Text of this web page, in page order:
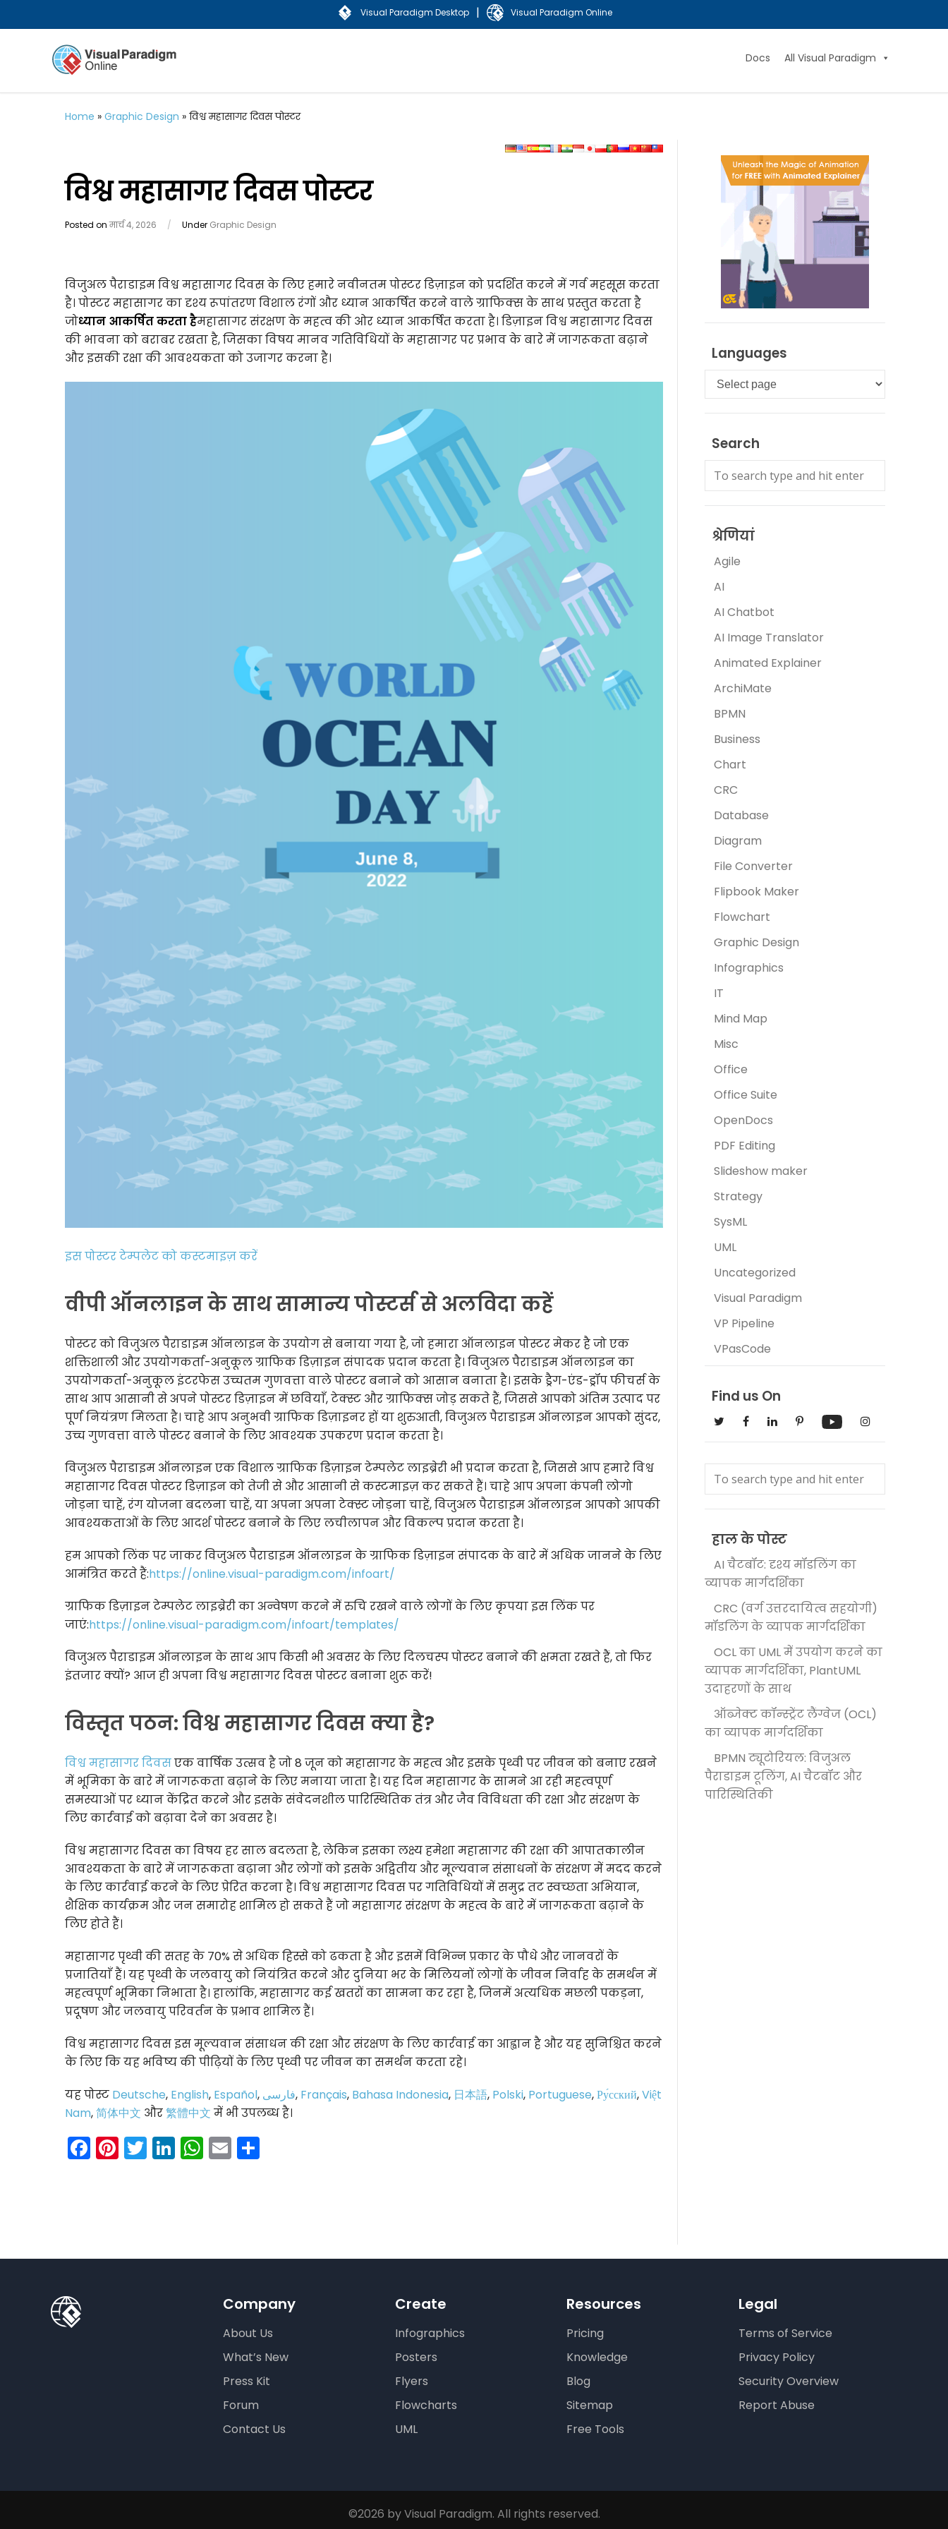
Visual Paradigm Desktop | Visual Paradigm Online
Docs All Visual Paradigm
Home » Graphic Design » विश्व महासागर दिवस पोस्टर
विश्व महासागर दिवस पोस्टर
Posted onमार्च 4, 2026 / Under Graphic Design
विजुअल पैराडाइम विश्व महासागर दिवस के लिए हमारे नवीनतम पोस्टर डिज़ाइन को प्रदर्शित करने में गर्व महसूस करता
है। पोस्टर महासागर का दृश्य रूपांतरण विशाल रंगों और ध्यान आकर्षित करने वाले ग्राफिक्स के साथ प्रस्तुत करता है
जोध्यान आकर्षित करता हैमहासागर संरक्षण के महत्व की ओर ध्यान आकर्षित करता है। डिज़ाइन विश्व महासागर दिवस
की भावना को बराबर रखता है, जिसका विषय मानव गतिविधियों के महासागर पर प्रभाव के बारे में जागरूकता बढ़ाने
और इसकी रक्षा की आवश्यकता को उजागर करना है।
इस पोस्टर टेम्पलेट को कस्टमाइज़ करें
वीपी ऑनलाइन के साथ सामान्य पोस्टर्स से अलविदा कहें
पोस्टर को विजुअल पैराडाइम ऑनलाइन के उपयोग से बनाया गया है, जो हमारा ऑनलाइन पोस्टर मेकर है जो एक
शक्तिशाली और उपयोगकर्ता-अनुकूल ग्राफिक डिज़ाइन संपादक प्रदान करता है। विजुअल पैराडाइम ऑनलाइन का
उपयोगकर्ता-अनुकूल इंटरफेस उच्चतम गुणवत्ता वाले पोस्टर बनाने को आसान बनाता है। इसके ड्रैग-एंड-ड्रॉप फीचर्स के
साथ आप आसानी से अपने पोस्टर डिज़ाइन में छवियाँ, टेक्स्ट और ग्राफिक्स जोड़ सकते हैं, जिससे आपको अंतिम उत्पाद पर
पूर्ण नियंत्रण मिलता है। चाहे आप अनुभवी ग्राफिक डिज़ाइनर हों या शुरुआती, विजुअल पैराडाइम ऑनलाइन आपको सुंदर,
उच्च गुणवत्ता वाले पोस्टर बनाने के लिए आवश्यक उपकरण प्रदान करता है।
विजुअल पैराडाइम ऑनलाइन एक विशाल ग्राफिक डिज़ाइन टेम्पलेट लाइब्रेरी भी प्रदान करता है, जिससे आप हमारे विश्व
महासागर दिवस पोस्टर डिज़ाइन को तेजी से और आसानी से कस्टमाइज़ कर सकते हैं। चाहे आप अपना कंपनी लोगो
जोड़ना चाहें, रंग योजना बदलना चाहें, या अपना अपना टेक्स्ट जोड़ना चाहें, विजुअल पैराडाइम ऑनलाइन आपको आपकी
आवश्यकताओं के लिए आदर्श पोस्टर बनाने के लिए लचीलापन और विकल्प प्रदान करता है।
हम आपको लिंक पर जाकर विजुअल पैराडाइम ऑनलाइन के ग्राफिक डिज़ाइन संपादक के बारे में अधिक जानने के लिए
आमंत्रित करते हैं:https://online.visual-paradigm.com/infoart/
ग्राफिक डिज़ाइन टेम्पलेट लाइब्रेरी का अन्वेषण करने में रुचि रखने वाले लोगों के लिए कृपया इस लिंक पर
जाएं:https://online.visual-paradigm.com/infoart/templates/
विजुअल पैराडाइम ऑनलाइन के साथ आप किसी भी अवसर के लिए दिलचस्प पोस्टर बनाने की क्षमता रखते हैं, तो फिर
इंतजार क्यों? आज ही अपना विश्व महासागर दिवस पोस्टर बनाना शुरू करें!
विस्तृत पठन: विश्व महासागर दिवस क्या है?
विश्व महासागर दिवसएक वार्षिक उत्सव है जो 8 जून को महासागर के महत्व और इसके पृथ्वी पर जीवन को बनाए रखने
में भूमिका के बारे में जागरूकता बढ़ाने के लिए मनाया जाता है। यह दिन महासागर के सामने आ रही महत्वपूर्ण
समस्याओं पर ध्यान केंद्रित करने और इसके संवेदनशील पारिस्थितिक तंत्र और जैव विविधता की रक्षा और संरक्षण के
लिए कार्रवाई को बढ़ावा देने का अवसर है।
विश्व महासागर दिवस का विषय हर साल बदलता है, लेकिन इसका लक्ष्य हमेशा महासागर की रक्षा की आपातकालीन
आवश्यकता के बारे में जागरूकता बढ़ाना और लोगों को इसके अद्वितीय और मूल्यवान संसाधनों के संरक्षण में मदद करने
के लिए कार्रवाई करने के लिए प्रेरित करना है। विश्व महासागर दिवस पर गतिविधियों में समुद्र तट स्वच्छता अभियान,
शैक्षिक कार्यक्रम और जन समारोह शामिल हो सकते हैं जो महासागर संरक्षण के महत्व के बारे में जागरूकता बढ़ाने के
लिए होते हैं।
महासागर पृथ्वी की सतह के 70% से अधिक हिस्से को ढकता है और इसमें विभिन्न प्रकार के पौधे और जानवरों के
प्रजातियाँ हैं। यह पृथ्वी के जलवायु को नियंत्रित करने और दुनिया भर के मिलियनों लोगों के जीवन निर्वाह के समर्थन में
महत्वपूर्ण भूमिका निभाता है। हालांकि, महासागर कई खतरों का सामना कर रहा है, जिनमें अत्यधिक मछली पकड़ना,
प्रदूषण और जलवायु परिवर्तन के प्रभाव शामिल हैं।
विश्व महासागर दिवस इस मूल्यवान संसाधन की रक्षा और संरक्षण के लिए कार्रवाई का आह्वान है और यह सुनिश्चित करने
के लिए कि यह भविष्य की पीढ़ियों के लिए पृथ्वी पर जीवन का समर्थन करता रहे।
यह पोस्ट Deutsche, English, Español, فارسی, Français, Bahasa Indonesia, 日本語, Polski, Portuguese,Ру́сский,Việt
Nam,简体中文 और繁體中文 में भी उपलब्ध है।
Facebook
Pinterest
Twitter
LinkedIn
WhatsApp
Email
Languages
Languages
Search
श्रेणियां
Agile
AI
AI Chatbot
AI Image Translator
Animated Explainer
ArchiMate
BPMN
Business
Chart
CRC
Database
Diagram
File Converter
Flipbook Maker
Flowchart
Graphic Design
Infographics
IT
Mind Map
Misc
Office
Office Suite
OpenDocs
PDF Editing
Slideshow maker
Strategy
SysML
UML
Uncategorized
Visual Paradigm
VP Pipeline
VPasCode
Find us On
हाल के पोस्ट
AI चैटबॉट: दृश्य मॉडलिंग का
व्यापक मार्गदर्शिका
CRC (वर्ग उत्तरदायित्व सहयोगी)
मॉडलिंग के व्यापक मार्गदर्शिका
OCL का UML में उपयोग करने का
व्यापक मार्गदर्शिका, PlantUML
उदाहरणों के साथ
ऑब्जेक्ट कॉन्स्ट्रेंट लैंग्वेज (OCL)
का व्यापक मार्गदर्शिका
BPMN ट्यूटोरियल: विजुअल
पैराडाइम टूलिंग, AI चैटबॉट और
पारिस्थितिकी
Company
About Us
What’s New
Press Kit
Forum
Contact Us
Create
Infographics
Posters
Flyers
Flowcharts
UML
Resources
Pricing
Knowledge
Blog
Sitemap
Free Tools
Legal
Terms of Service
Privacy Policy
Security Overview
Report Abuse
©2026 by Visual Paradigm. All rights reserved.